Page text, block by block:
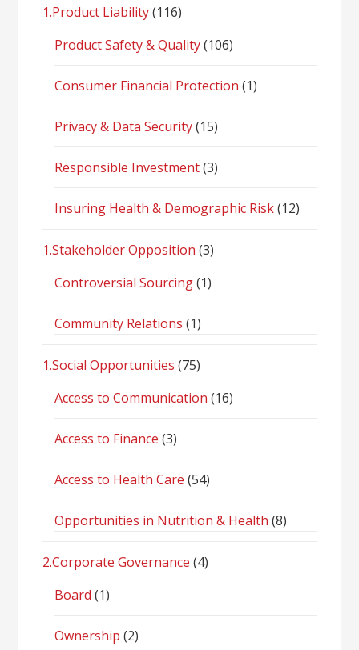
1.Product Liability(116)
Product Safety & Quality(106)
Consumer Financial Protection (1)
Privacy & Data Security(15)
Responsible Investment(3)
Insuring Health & Demographic Risk(12)
1.Stakeholder Opposition (3)
Controversial Sourcing(1)
Community Relations (1)
1.Social Opportunities (75)
Access to Communication (16)
Access to Finance (3)
Access to Health Care (54)
Opportunities in Nutrition & Health (8)
2.Corporate Governance (4)
Board (1)
Ownership (2)